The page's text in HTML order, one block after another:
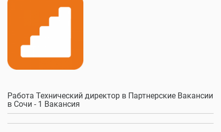
Работа Технический директор в Партнерские Вакансии
в Сочи - 1 Вакансия